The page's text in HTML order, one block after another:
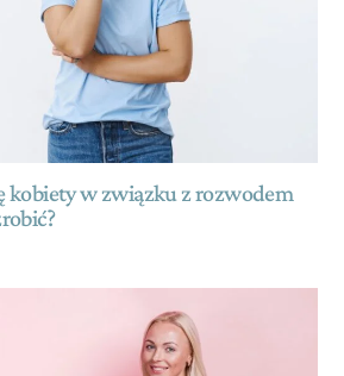
kobiety w związku z rozwodem